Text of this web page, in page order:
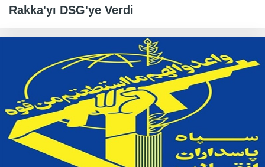
Rakka'yı DSG'ye Verdi